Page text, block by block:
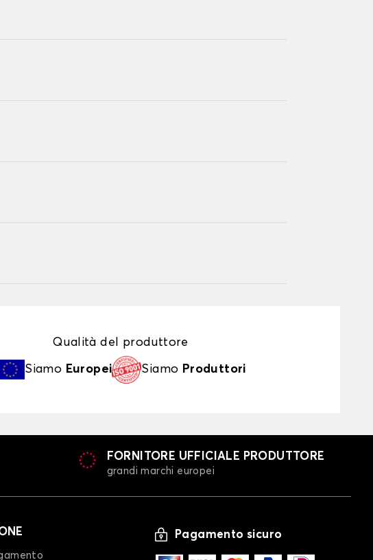
Qualità del produttore
Siamo Europei Siamo Produttori
FORNITORE UFFICIALE PRODUTTORE
grandi marchi europei
Pagamento sicuro